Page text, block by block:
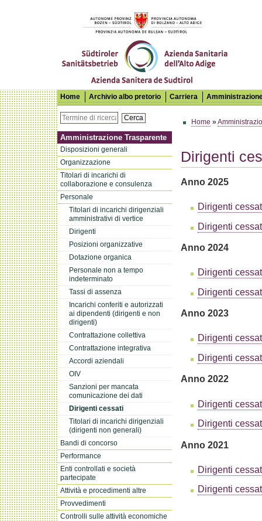
Azienda Sanitaria dell'Alto Adige
Home Archivio albo pretorio Carriera
Cerca
Amministrazione Trasparente
Disposizioni generali
Organizzazione
Titolari di incarichi di
collaborazione e consulenza
Personale
Titolari di incarichi dirigenziali
amministrativi di vertice
Dirigenti
Posizioni organizzative
Dotazione organica
Personale non a tempo
indeterminato
Tassi di assenza
Incarichi conferiti e autorizzati
ai dipendenti (dirigenti e non
dirigenti)
Contrattazione collettiva
Contrattazione integrativa
Accordi aziendali
OIV
Sanzioni per mancata
comunicazione dei dati
Dirigenti cessati
Titolari di incarichi dirigenziali
(dirigenti non generali)
Bandi di concorso
Performance
Enti controllati e società
partecipate
Attività e procedimenti altre
Provvedimenti
Controlli sulle attività economiche
Home »
Dirigenti
Anno 2025
Dirigenti
Dirigenti
Anno 2024
Dirigenti
Dirigenti
Anno 2023
Dirigenti
Dirigenti
Anno 2022
Dirigenti
Dirigenti
Anno 2021
Dirigenti
Dirigenti